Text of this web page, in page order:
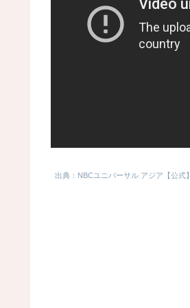
出典：NBCユニバーサル アジア【公式】